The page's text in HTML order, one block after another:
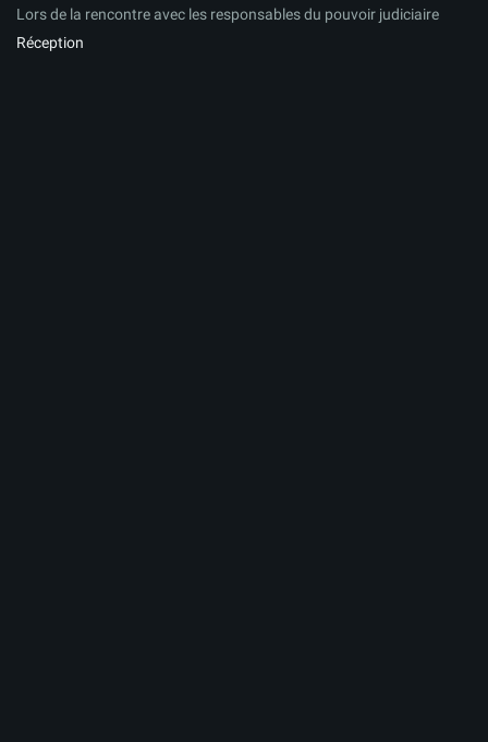
Lors de la rencontre avec les responsables du pouvoir judiciaire
Réception